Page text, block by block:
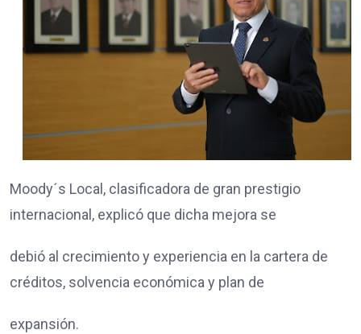
Moody´s Local, clasificadora de gran prestigio
internacional, explicó que dicha mejora se
debió al crecimiento y experiencia en la cartera de
créditos, solvencia económica y plan de
expansión.